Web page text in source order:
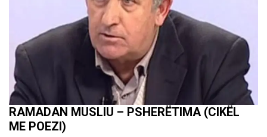
RAMADAN MUSLIU – PSHERËTIMA (CIKËL
ME POEZI)